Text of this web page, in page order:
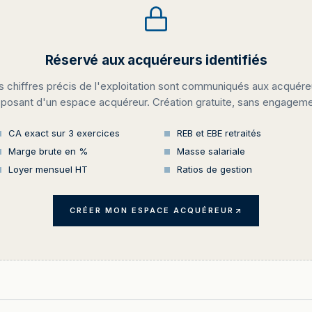
Réservé aux acquéreurs identifiés
chiffres précis de l'exploitation sont communiqués aux
d'un espace acquéreur. Création gratuite, sans
CA exact sur 3 exercices
REB et EBE retraités
Marge brute en %
Masse salariale
Loyer mensuel HT
Ratios de gestion
CRÉER MON ESPACE ACQUÉREUR